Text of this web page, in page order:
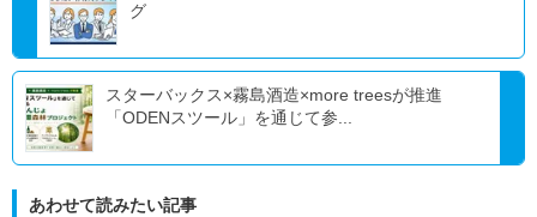
グ
スターバックス×霧島酒造×more treesが推進
「ODENスツール」を通じて参...
あわせて読みたい記事